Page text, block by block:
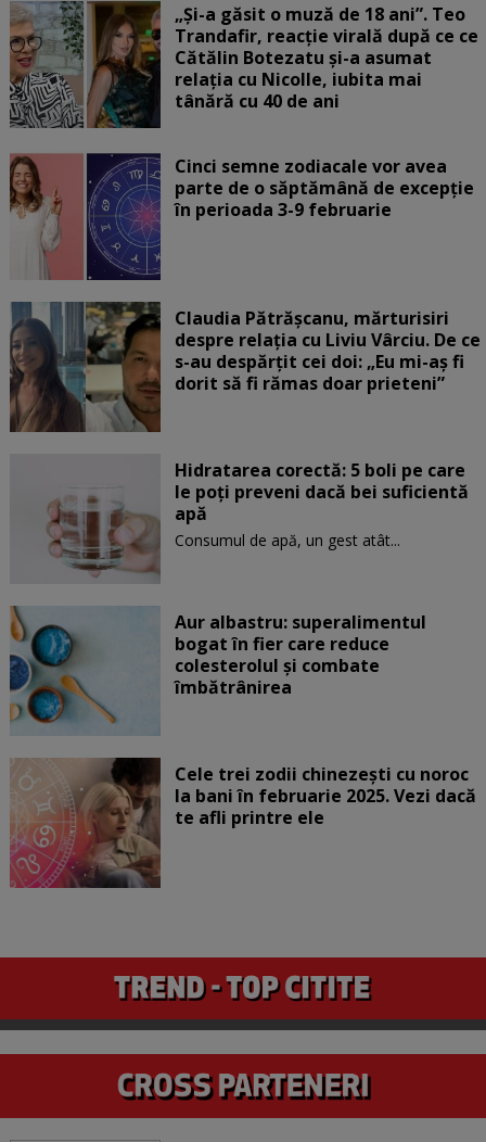
„Și-a găsit o muză de 18 ani”. Teo
Trandafir, reacție virală după ce ce
Cătălin Botezatu și-a asumat
relația cu Nicolle, iubita mai
tânără cu 40 de ani
Cinci semne zodiacale vor avea
parte de o săptămână de excepție
în perioada 3-9 februarie
Claudia Pătrășcanu, mărturisiri
despre relația cu Liviu Vârciu. De ce
s-au despărțit cei doi: „Eu mi-aș fi
dorit să fi rămas doar prieteni”
Hidratarea corectă: 5 boli pe care
le poți preveni dacă bei suficientă
apă
Consumul de apă, un gest atât...
Aur albastru: superalimentul
bogat în fier care reduce
colesterolul și combate
îmbătrânirea
Cele trei zodii chinezești cu noroc
la bani în februarie 2025. Vezi dacă
te afli printre ele